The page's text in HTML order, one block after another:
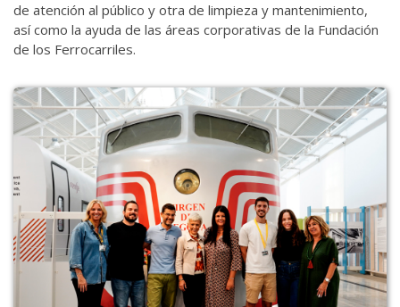
de atención al público y otra de limpieza y mantenimiento,
así como la ayuda de las áreas corporativas de la Fundación
de los Ferrocarriles.